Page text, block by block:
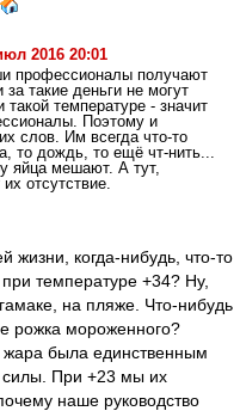
2016 20:01
профессионалы получают
такие деньги не могут
такой температуре - значит
Поэтому и
слов. Им всегда что-то
то дождь, то ещё чт-нить...
яйца мешают. А тут,
отсутствие.
жизни, когда-нибудь, что-то
температуре +34? Ну,
на пляже. Что-нибудь
рожка мороженного?
жара была единственным
силы. При +23 мы их
наше руководство